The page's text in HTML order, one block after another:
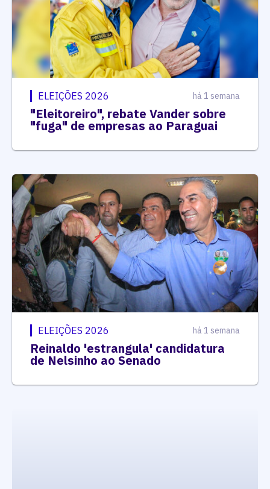
ELEIÇÕES 2026 há 1 semana
"Eleitoreiro", rebate Vander sobre
"fuga" de empresas ao Paraguai
ELEIÇÕES 2026 há 1 semana
Reinaldo 'estrangula' candidatura
de Nelsinho ao Senado